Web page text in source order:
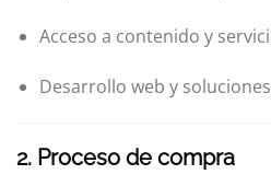
Acceso a contenido y
Desarrollo web y
2. Proceso de compra